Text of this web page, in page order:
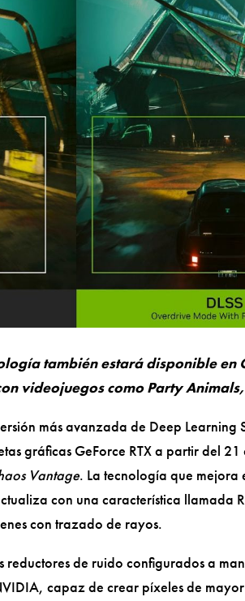
también estará disponible en
videojuegos como Party
más avanzada de Deep Learning
gráficas GeForce RTX a partir del 21
Vantage. La tecnología que mejora
con una característica llamada
con trazado de rayos.
reductores de ruido configurados a
capaz de crear píxeles de